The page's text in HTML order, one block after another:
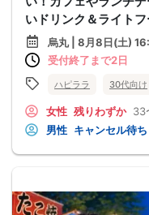
いドリンク＆ライト
烏丸 | 8月8日(土)
受付終了まで2日
ハピララ 30代向け
女性 残りわずか 33
男性 キャンセル待ち